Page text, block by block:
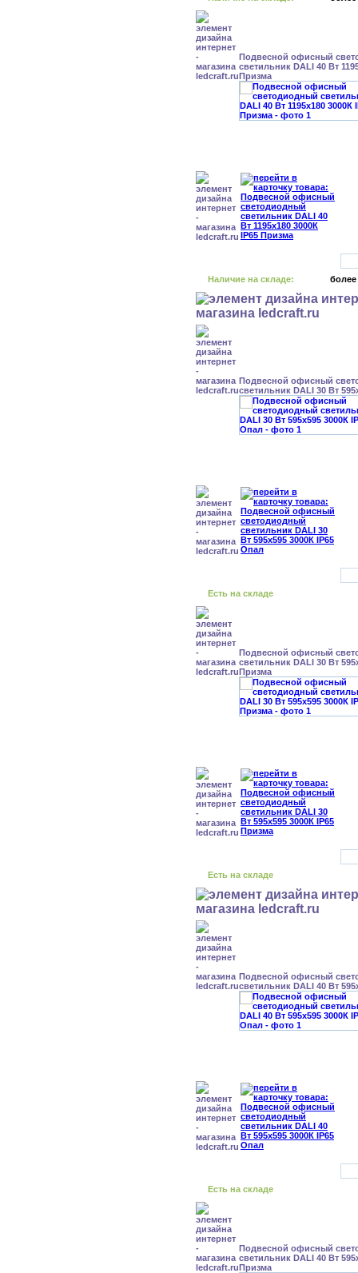
Подвесной офисный
светильник DALI 40 Вт
Призма
Наличие на складе: более
Подвесной офисный
светильник DALI 30 Вт
Есть на складе
Подвесной офисный
светильник DALI 30 Вт
Призма
Есть на складе
Подвесной офисный
светильник DALI 40 Вт
Есть на складе
Подвесной офисный
светильник DALI 40 Вт
Призма